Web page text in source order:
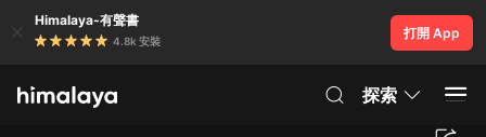
Himalaya-有聲書
4.8k 安裝
打開 App
探索